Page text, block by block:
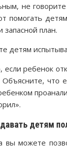
не
помогать
запасной план.
детям
если ребенок
что
детям
вы можете